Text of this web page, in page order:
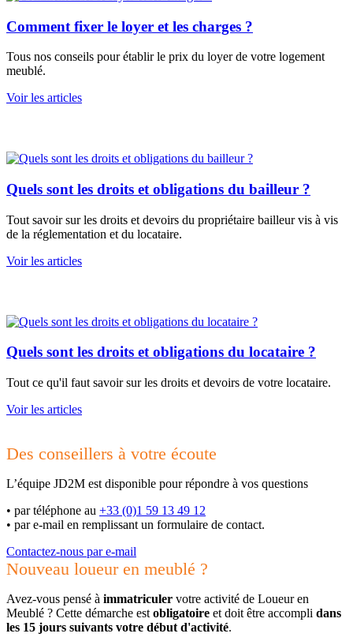
Comment fixer le loyer et les charges ?
Tous nos conseils pour établir le prix du loyer de votre logement
meublé.
Voir les articles
Quels sont les droits et obligations du bailleur ?
Tout savoir sur les droits et devoirs du propriétaire bailleur vis à vis
de la réglementation et du locataire.
Voir les articles
Quels sont les droits et obligations du locataire ?
Tout ce qu'il faut savoir sur les droits et devoirs de votre locataire.
Voir les articles
Des conseillers à votre écoute
L’équipe JD2M est disponible pour répondre à vos questions
• par téléphone au +33 (0)1 59 13 49 12
• par e-mail en remplissant un formulaire de contact.
Contactez-nous par e-mail
Nouveau loueur en meublé ?
Avez-vous pensé à immatriculer votre activité de Loueur en
Meublé ? Cette démarche est obligatoire et doit être accompli dans
les 15 jours suivants votre début d'activité.